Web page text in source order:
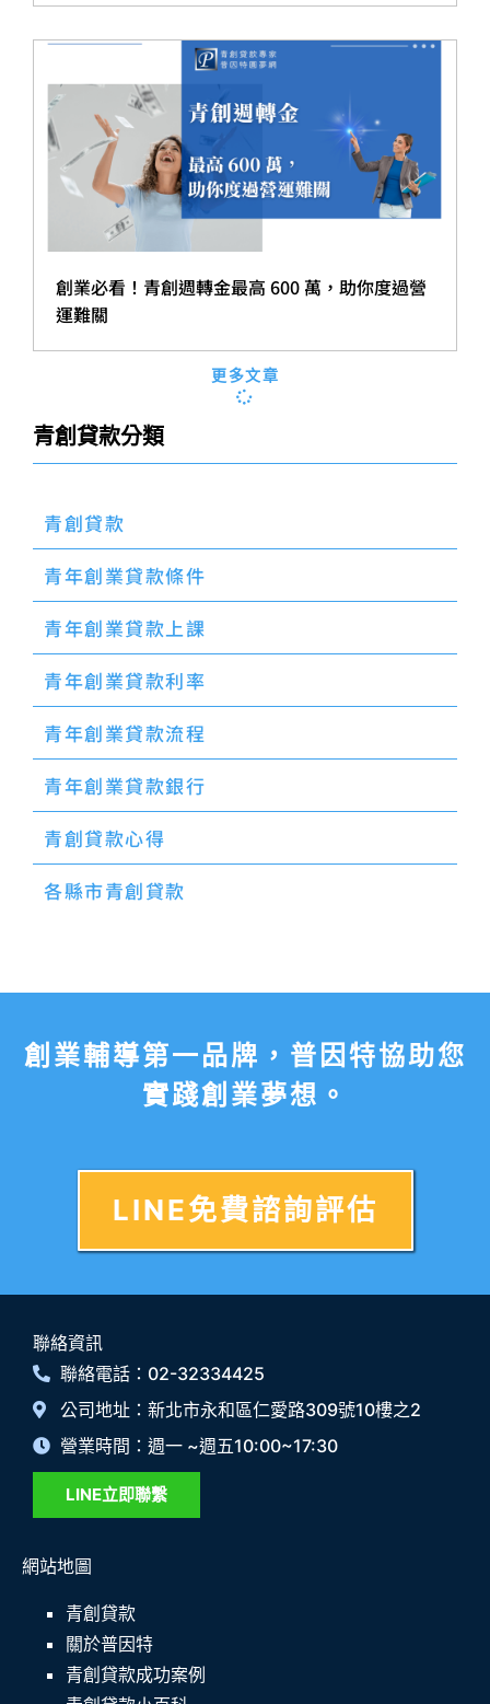
創業必看！青創週轉金最高 600 萬，助你度過營
運難關
更多文章
青創貸款分類
青創貸款
青年創業貸款條件
青年創業貸款上課
青年創業貸款利率
青年創業貸款流程
青年創業貸款銀行
青創貸款心得
各縣市青創貸款
創業輔導第一品牌，普因特協助您
實踐創業夢想。
LINE免費諮詢評估
聯絡資訊
聯絡電話：02-32334425
公司地址：新北市永和區仁愛路309號10樓之2
營業時間：週一 ~週五10:00~17:30
LINE立即聯繫
網站地圖
青創貸款
關於普因特
青創貸款成功案例